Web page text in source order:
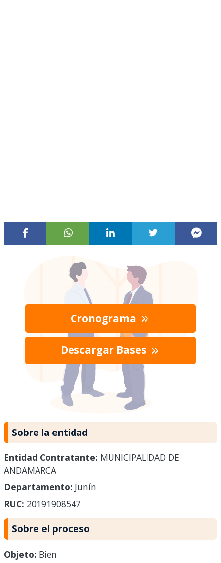
Cronograma
Descargar Bases
Sobre la entidad
Entidad Contratante: MUNICIPALIDAD DE
ANDAMARCA
Departamento: Junín
RUC: 20191908547
Sobre el proceso
Objeto: Bien